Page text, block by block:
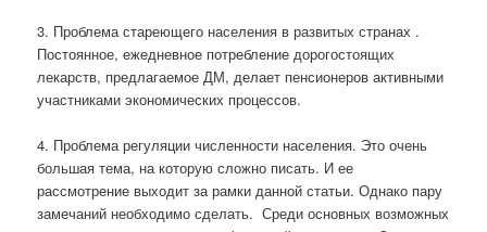
3. Проблема стареющего населения в развитых странах .
Постоянное, ежедневное потребление дорогостоящих
лекарств, предлагаемое ДМ, делает пенсионеров активными
участниками экономических процессов.
4. Проблема регуляции численности населения. Это очень
большая тема, на которую сложно писать. И ее
рассмотрение выходит за рамки данной статьи. Однако пару
замечаний необходимо сделать. Среди основных возможных